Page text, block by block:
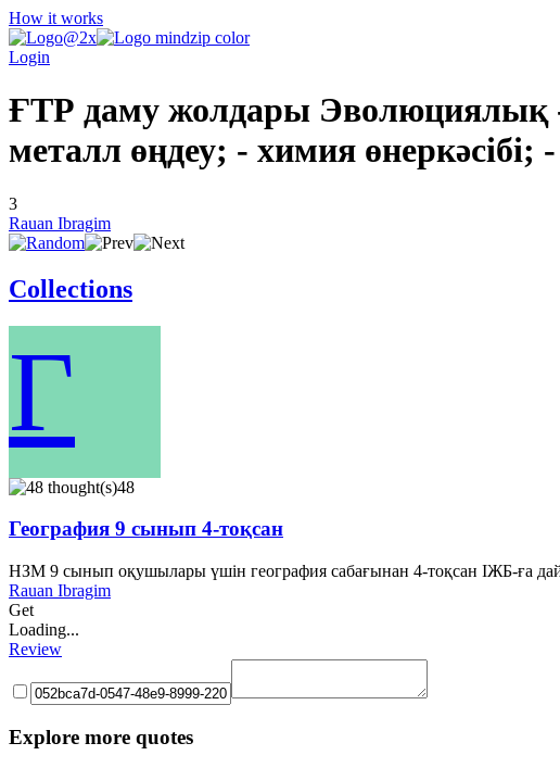
How it works
Login
ҒТР даму жолдары Эволюциялық -
металл өңдеу; - химия
3
Rauan Ibragim
Collections
Г
48
География 9 сынып 4-тоқсан
НЗМ 9 сынып оқушылары үшін география сабағынан 4-тоқсан ІЖБ-ға
Rauan Ibragim
Get
Loading...
Review
Explore more quotes